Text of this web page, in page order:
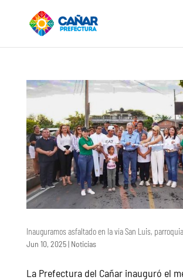
Inauguramos asfaltado en la vía San Luis,
Jun 10, 2025| Noticias
La Prefectura del Cañar inauguró el